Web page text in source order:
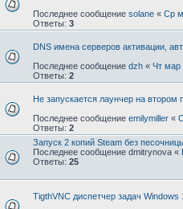
Последнее сообщение solane « Ср
Ответы: 3
DNS имена серверов активации,
Последнее сообщение dzh « Чт мар
Ответы: 2
Не запускается лаунчер на втором
Последнее сообщение emilymiller «
Ответы: 2
Запуск 2 копий Steam без
Последнее сообщение dmitrynova «
Ответы: 25
TigthVNC диспетчер задач Windows